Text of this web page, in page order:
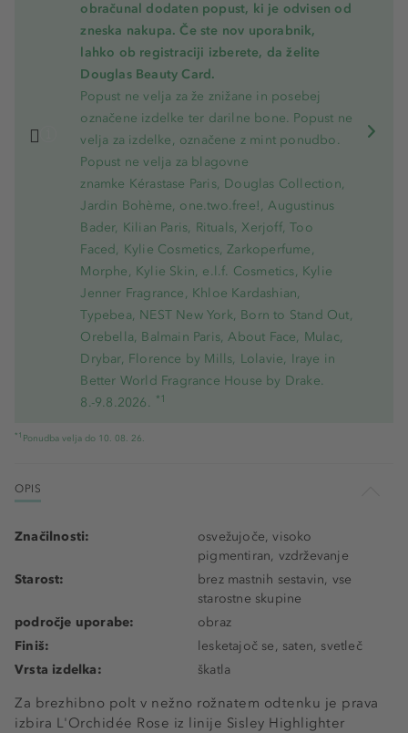
obračunal dodaten popust, ki je odvisen od
zneska nakupa. Če ste nov uporabnik,
lahko ob registraciji izberete, da želite
Douglas Beauty Card.
Popust ne velja za že znižane in posebej
označene izdelke ter darilne bone. Popust ne
velja za izdelke, označene z mint ponudbo.
Popust ne velja za blagovne
znamke Kérastase Paris, Douglas Collection,
Jardin Bohème, one.two.free!, Augustinus
Bader, Kilian Paris, Rituals, Xerjoff, Too
Faced, Kylie Cosmetics, Zarkoperfume,
Morphe, Kylie Skin, e.l.f. Cosmetics, Kylie
Jenner Fragrance, Khloe Kardashian,
Typebea, NEST New York, Born to Stand Out,
Orebella, Balmain Paris, About Face, Mulac,
Drybar, Florence by Mills, Lolavie, Iraye in
Better World Fragrance House by Drake.
8.-9.8.2026. *1
*1 Ponudba velja do 10. 08. 26.
OPIS
Za brezhibno polt v nežno rožnatem odtenku je prava
izbira L'Orchidée Rose iz linije Sisley Highlighter
Značilnosti:
osvežujoče, visoko
pigmentiran, vzdrževanje
Starost:
brez mastnih sestavin, vse
starostne skupine
področje uporabe:
obraz
Finiš:
lesketajoč se, saten, svetleč
Vrsta izdelka:
škatla